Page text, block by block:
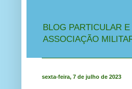
BLOG PARTICULAR
ASSOCIAÇÃO
sexta-feira, 7 de julho de 2023